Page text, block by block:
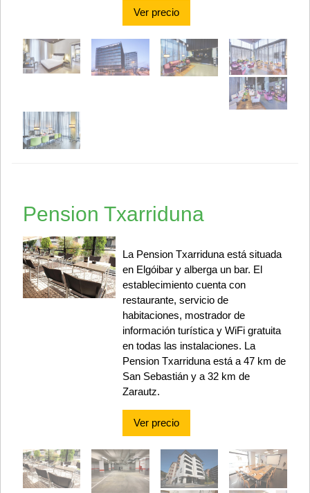
Ver precio
Pension Txarriduna
La Pension Txarriduna está situada
en Elgóibar y alberga un bar. El
establecimiento cuenta con
restaurante, servicio de
habitaciones, mostrador de
información turística y WiFi gratuita
en todas las instalaciones. La
Pension Txarriduna está a 47 km de
San Sebastián y a 32 km de
Zarautz.
Ver precio